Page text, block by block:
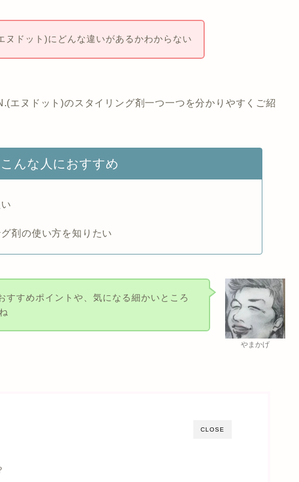
ヌドット)にどんな違いがあるかわからない
エヌドット)のスタイリング剤一つ一つを分かりやすくご紹
こんな人におすすめ
剤の使い方を知りたい
やまかげ
すすめポイントや、気になる細かいところ
CLOSE